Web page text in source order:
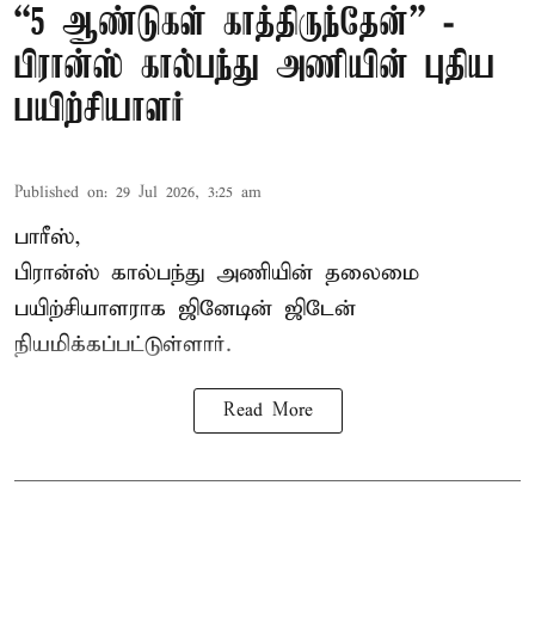
“5 ஆண்டுகள் காத்திருந்தேன்” -
பிரான்ஸ் கால்பந்து அணியின் புதிய
பயிற்சியாளர்
Published on: 29 Jul 2026, 3:25 am
பாரீஸ்,
பிரான்ஸ் கால்பந்து அணியின் தலைமை
பயிற்சியாளராக ஜினேடின் ஜிடேன்
நியமிக்கப்பட்டுள்ளார்.
Read More